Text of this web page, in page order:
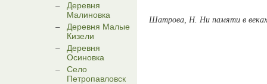
Деревня
Малиновка
Деревня Малые
Кизели
Деревня
Осиновка
Село
Петропавловск
Шатрова, Н. Ни памяти в веках,